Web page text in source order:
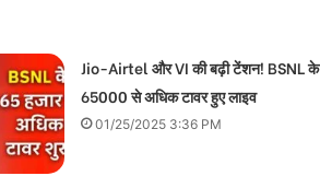
Jio-Airtel और VI की बढ़ी टेंशन! BSNL के
65000 से अधिक टावर हुए लाइव
01/25/2025 3:36 PM